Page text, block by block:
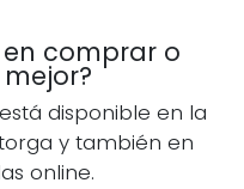
en comprar o
disponible en la
y también en
online.